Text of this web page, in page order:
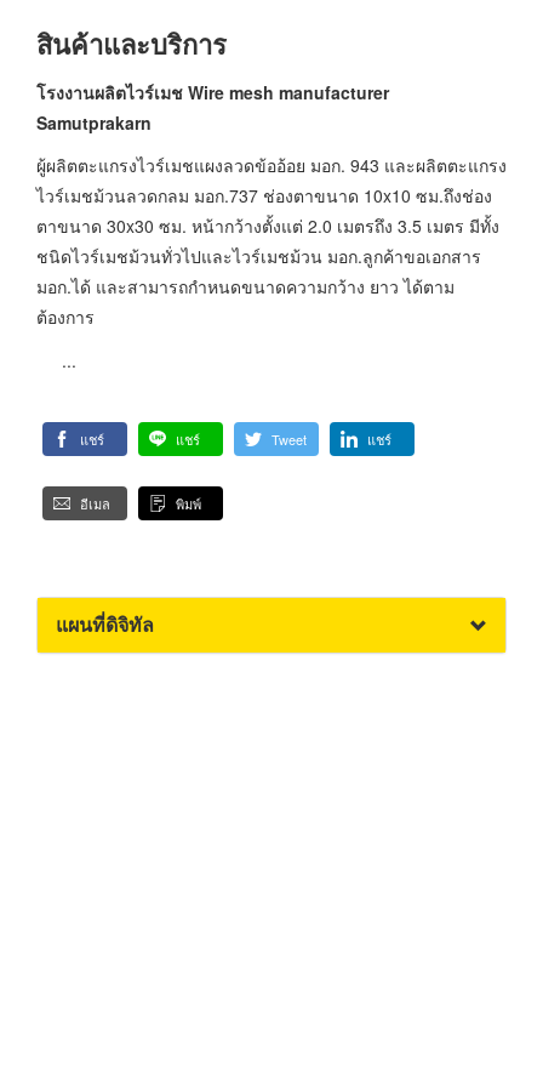
สินค้าและบริการ
โรงงานผลิตไวร์เมช Wire mesh manufacturer
Samutprakarn
ผู้ผลิตตะแกรงไวร์เมชแผงลวดข้ออ้อย มอก. 943 และผลิตตะแกรง
ไวร์เมชม้วนลวดกลม มอก.737 ช่องตาขนาด 10x10 ซม.ถึงช่อง
ตาขนาด 30x30 ซม. หน้ากว้างตั้งแต่ 2.0 เมตรถึง 3.5 เมตร มีทั้ง
ชนิดไวร์เมชม้วนทั่วไปและไวร์เมชม้วน มอก.ลูกค้าขอเอกสาร
มอก.ได้ และสามารถกำหนดขนาดความกว้าง ยาว ได้ตาม
ต้องการ
...
แชร์ แชร์ Tweet แชร์
อีเมล พิมพ์
แผนที่ดิจิทัล